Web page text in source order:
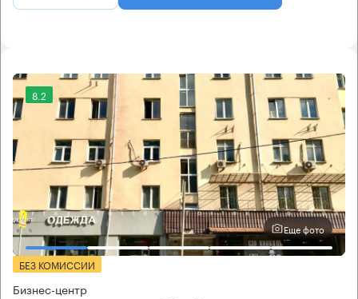
8.2
Еще фото
БЕЗ КОМИССИИ
Бизнес-центр